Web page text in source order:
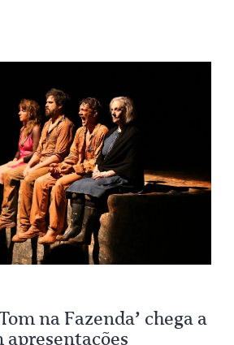
na Fazenda’ chega a
apresentações